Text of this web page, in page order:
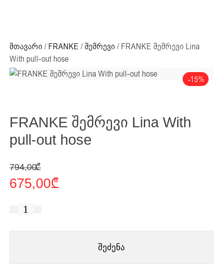
მთავარი / FRANKE /შემრევი / FRANKE შემრევი Lina
With pull-out hose
-15%
FRANKE შემრევი Lina With
pull-out hose
794,00
₾
Original price was: 794,00 ₾.
675,00₾
Current price is: 675,00 ₾.
რაოდენობა:
With
შეძენა
ძიების რეზულტატი